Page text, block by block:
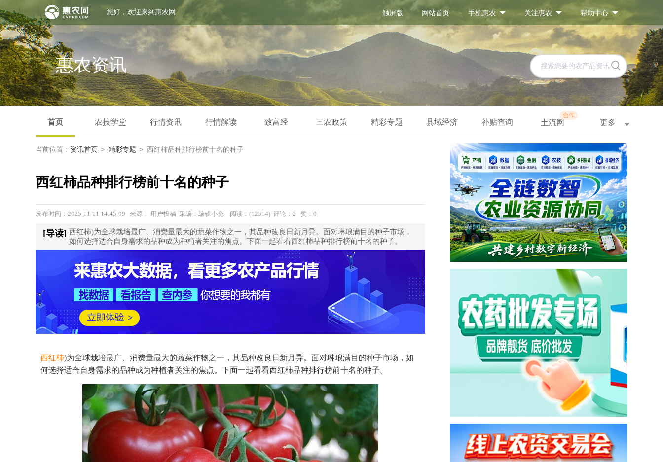
您好，欢迎来到惠农网 触屏版 网站首页 手机惠农 关注惠农 帮助中心
惠农资讯
首页 农技学堂 行情资讯 行情解读 致富经 三农政策 精彩专题 县域经济 补贴查询 土流网
合作
更多
当前位置： 资讯首页 > 精彩专题 > 西红柿品种排行榜前十名的种子
西红柿品种排行榜前十名的种子
发布时间：2025-11-11 14:45:09 来源： 用户投稿 采编：编辑小兔 阅读：(12514) 评论：2 赞： 0
[导读] 西红柿)为全球栽培最广、消费量最大的蔬菜作物之一，其品种改良日新月异。面对琳琅满目的种子市场，
如何选择适合自身需求的品种成为种植者关注的焦点。下面一起看看西红柿品种排行榜前十名的种子。
西红柿)为全球栽培最广、消费量最大的蔬菜作物之一，其品种改良日新月异。面对琳琅满目的种子市场，如
何选择适合自身需求的品种成为种植者关注的焦点。下面一起看看西红柿品种排行榜前十名的种子。